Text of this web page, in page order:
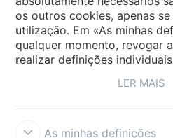
Selecione o país
os outros cookies, apenas
utilização. Em «As minhas
qualquer momento, revogar
realizar definições
LER MAIS
As minhas definições